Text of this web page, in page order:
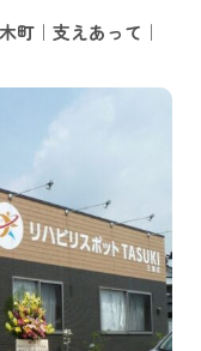
｜支えあって｜